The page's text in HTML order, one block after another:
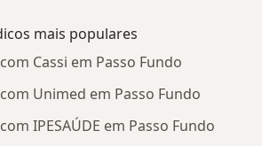
mais populares
Cassi em Passo Fundo
Unimed em Passo Fundo
IPESAÚDE em Passo Fundo